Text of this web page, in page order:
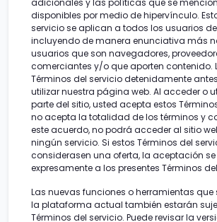
adicionales y las políticas que se
disponibles por medio de hipervínculo.
servicio se aplican a todos los usuarios
incluyendo de manera enunciativa más
usuarios que son navegadores,
comerciantes y/o que aporten contenido.
Términos del servicio detenidamente
utilizar nuestra página web. Al acceder o
parte del sitio, usted acepta estos
no acepta la totalidad de los términos y
este acuerdo, no podrá acceder al sitio
ningún servicio. Si estos Términos del
considerasen una oferta, la aceptación
expresamente a los presentes Términos
Las nuevas funciones o herramientas que
la plataforma actual también estarán
Términos del servicio. Puede revisar la